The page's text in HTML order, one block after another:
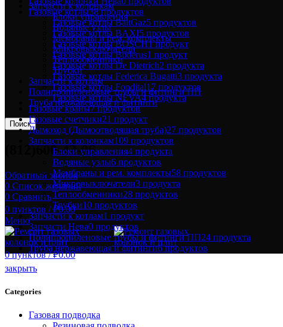
Запчасти к колонкам
Блоки управления
Водяные узлы
Мембраны и рем. комплекты
Микровыключатели
Теплообменники
Трубки
Запчасти к котлам
Полипропиленовые трубы и фитинги ПП
Труба нержавеющая и фитинги
Поиск
(812)600-42-06
Обратный звонок
0 Список желаний
0 Сравнить
0 пунктов / ₽0.00
Меню
0пунктов / ₽0.00
Газовые котлы38 продуктов
Газовые котлы BaltGaz5 продуктов
Газовые котлы BAXI5 продуктов
Газовые котлы BOSCH1 продукт
Газовые котлы Buderus1 продукт
Газовые котлы De Dietrich2 продукта
Газовые котлы Federica Bugatti3 продукта
Газовые котлы Fondital17 продуктов
Газовые котлы NEVA4 продукта
Газовые краны7 продуктов
Газовые счетчики21 продукт
Дымоход (Дымоотводящая труба)27 продуктов
Запчасти к колонкам109 продуктов
Блоки управления4 продукта
Водяные узлы6 продуктов
Мембраны и рем. комплекты58 продуктов
Микровыключатели3 продукта
Теплообменники28 продуктов
Трубки10 продуктов
Запчасти к котлам1 продукт
Запчасти Нева0 продуктов
Полипропиленовые трубы и фитинги ПП24 продукта
Труба нержавеющая и фитинги6 продуктов
закрыть
Categories
Газовая подводка